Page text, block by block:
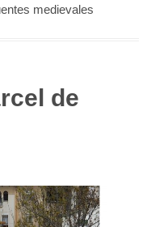
medievales
de